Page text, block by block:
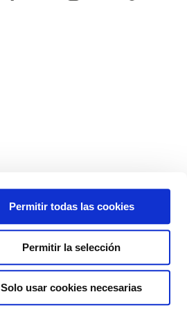
Permitir todas las cookies
Permitir la selección
Solo usar cookies necesarias